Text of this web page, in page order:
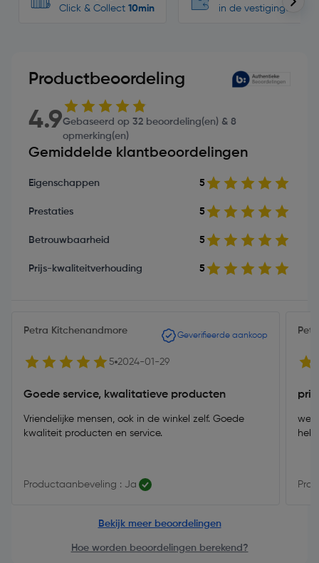
Click & Collect 10min
in de vestigingen
Productbeoordeling
4.9Gebaseerd op 32 beoordeling(en) & 8
opmerking(en)
Gemiddelde klantbeoordelingen
Eigenschappen 5
Prestaties 5
Betrouwbaarheid 5
Prijs-kwaliteitverhouding 5
Petra Kitchenandmore Geverifieerde aankoop
5 2024-01-29
Goede service, kwalitatieve producten
Vriendelijke mensen, ook in de winkel zelf. Goede
kwaliteit producten en service.
Productaanbeveling : Ja
heb
Bekijk meer beoordelingen
Hoe worden beoordelingen berekend?